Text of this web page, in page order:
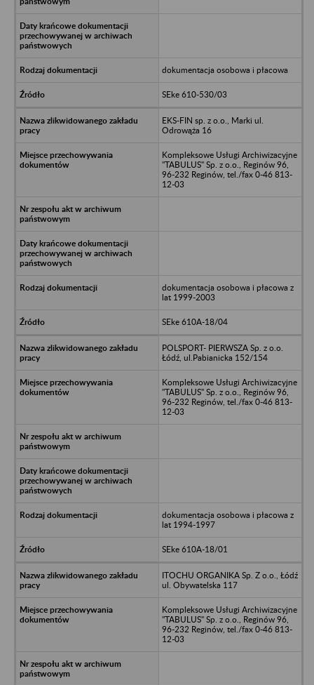
dokumentacja osobowa i płacowa
SEke 610-530/03
EKS-FIN sp. z o.o., Marki ul.
Odrowąża 16
Kompleksowe Usługi Archiwizacyjne
"TABULUS" Sp. z o.o., Reginów 96,
96-232 Reginów, tel./fax 0-46 813-
12-03
dokumentacja osobowa i płacowa z
lat 1999-2003
SEke 610A-18/04
POLSPORT- PIERWSZA Sp. z o.o.
Łódź, ul.Pabianicka 152/154
Kompleksowe Usługi Archiwizacyjne
"TABULUS" Sp. z o.o., Reginów 96,
96-232 Reginów, tel./fax 0-46 813-
12-03
dokumentacja osobowa i płacowa z
lat 1994-1997
SEke 610A-18/01
ITOCHU ORGANIKA Sp. Z o.o., Łódź
ul. Obywatelska 117
Kompleksowe Usługi Archiwizacyjne
"TABULUS" Sp. z o.o., Reginów 96,
96-232 Reginów, tel./fax 0-46 813-
12-03